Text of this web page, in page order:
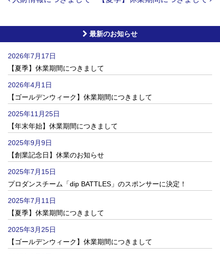
最新のお知らせ
2026年7月17日
【夏季】休業期間につきまして
2026年4月1日
【ゴールデンウィーク】休業期間につきまして
2025年11月25日
【年末年始】休業期間につきまして
2025年9月9日
【創業記念日】休業のお知らせ
2025年7月15日
プロダンスチーム「dip BATTLES」のスポンサーに決定！
2025年7月11日
【夏季】休業期間につきまして
2025年3月25日
【ゴールデンウィーク】休業期間につきまして